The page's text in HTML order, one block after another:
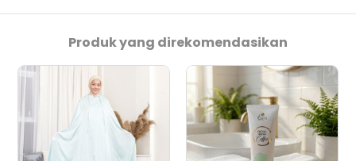
Produk yang direkomendasikan